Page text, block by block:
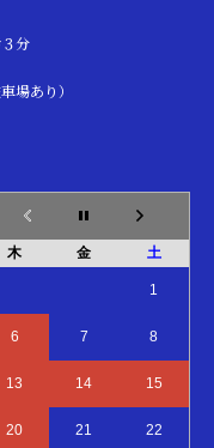
分
場あり）
木 金 土
1
6 7 8
13 14 15
20 21 22